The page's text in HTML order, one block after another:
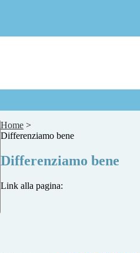
Home >
Differenziamo bene
Differenziamo bene
Link alla pagina: